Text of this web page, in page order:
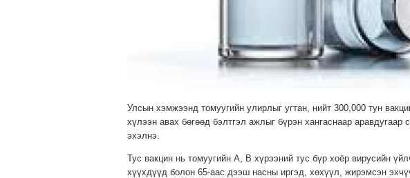
Улсын хэмжээнд томуугийн улирлыг угтан, нийт 300,000 тун
хүлээн авах бөгөөд бэлтгэл ажлыг бүрэн хангаснаар
эхэлнэ.
Тус вакцин нь томуугийн A, B хүрээний тус бүр хоёр вирусийн
хүүхдүүд болон 65-аас дээш насны иргэд, хөхүүл, жирэмсэн